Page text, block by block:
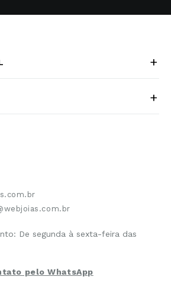
+
+
De segunda à sexta-feira das
pelo WhatsApp